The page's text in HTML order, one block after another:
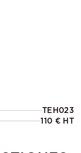
TEH023
110 € HT